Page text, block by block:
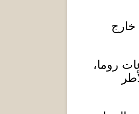
خارج
روما،